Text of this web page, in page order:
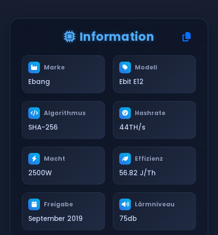
Information
Marke
Ebang
Modell
Ebit E12
Algorithmus
SHA-256
Hashrate
44TH/s
Macht
2500W
Effizienz
56.82 J/Th
Freigabe
September 2019
Lärmniveau
75db